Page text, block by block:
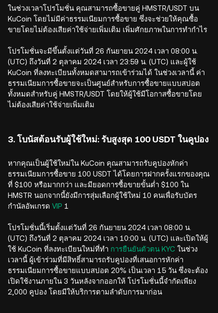
ในช่วงเวลาโปรโมชั่น คุณสามารถซื้อขายคู่ HMSTR/USDT บน
KuCoin โดยไม่มีค่าธรรมเนียมการซื้อขาย ซึ่งจะช่วยให้คุณซื้อ
ขายโดยไม่ต้องเสียค่าใช้จ่ายเพิ่มเติม เพิ่มศักยภาพในการทำกำไร
โปรโมชั่นจะมีขึ้นตั้งแต่วันที่ 26 กันยายน 2024 เวลา 08:00 น.
(UTC) ถึงวันที่ 2 ตุลาคม 2024 เวลา 23:59 น. (UTC) และผู้ใช้
KuCoin ที่ลงทะเบียนทั้งหมดสามารถเข้าร่วมได้ ในช่วงเวลานี้ ค่า
ธรรมเนียมการซื้อขายจะเป็นศูนย์สำหรับการซื้อขายแบบสปอต
ทั้งหมดสำหรับคู่ HMSTR/USDT โดยให้ผู้ใช้มีโอกาสซื้อขายโดย
ไม่ต้องเสียค่าใช้จ่ายเพิ่มเติม
3. โบนัสต้อนรับผู้ใช้ใหม่: รับสูงสุด 100 USDT ในคูปอง
หากคุณเป็นผู้ใช้ใหม่ใน KuCoin คุณสามารถรับคูปองหักค่า
ธรรมเนียมการซื้อขาย 100 USDT ได้โดยการฝากครั้งแรกของคุณ
ที่ $100 หรือมากกว่า และมียอดการซื้อขายขั้นต่ำ $100 ใน
HMSTR นอกจากนี้ยังมีการสุ่มเลือกผู้ใช้ใหม่ 10 คนเพื่อรับบัตร
กำนัลอัพเกรด VIP 1
โปรโมชั่นนี้เริ่มตั้งแต่วันที่ 26 กันยายน 2024 เวลา 08:00 น.
(UTC) ถึงวันที่ 2 ตุลาคม 2024 เวลา 10:00 น. (UTC) และเปิดให้ผู้
ใช้ KuCoin ที่ลงทะเบียนใหม่ที่ทำ การยืนยันตัวตน KYC ในช่วง
เวลานี้ ผู้เข้าร่วมที่มีสิทธิ์สามารถรับคูปองที่เสนอการหักค่า
ธรรมเนียมการซื้อขายแบบสปอต 20% เป็นเวลา 15 วัน ซึ่งจะต้อง
เปิดใช้งานภายใน 3 วันหลังจากออกให้ โปรโมชั่นนี้จำกัดเพียง
2,000 คูปอง โดยมีให้บริการตามลำดับการมาก่อน